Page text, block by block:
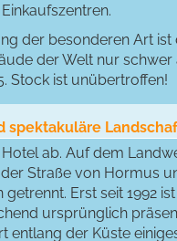
der besonderen Art ist
der Welt nur
Stock ist unübertroffen!
spektakuläre
ab. Auf dem
Straße von Hormus
Erst seit 1992
ursprünglich
entlang der Küste